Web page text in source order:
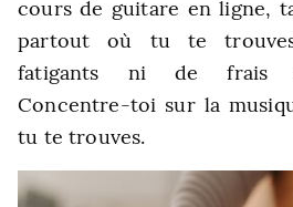
cours de guitare en ligne,
partout où tu te
fatigants ni de frais
Concentre-toi sur la
tu te trouves.